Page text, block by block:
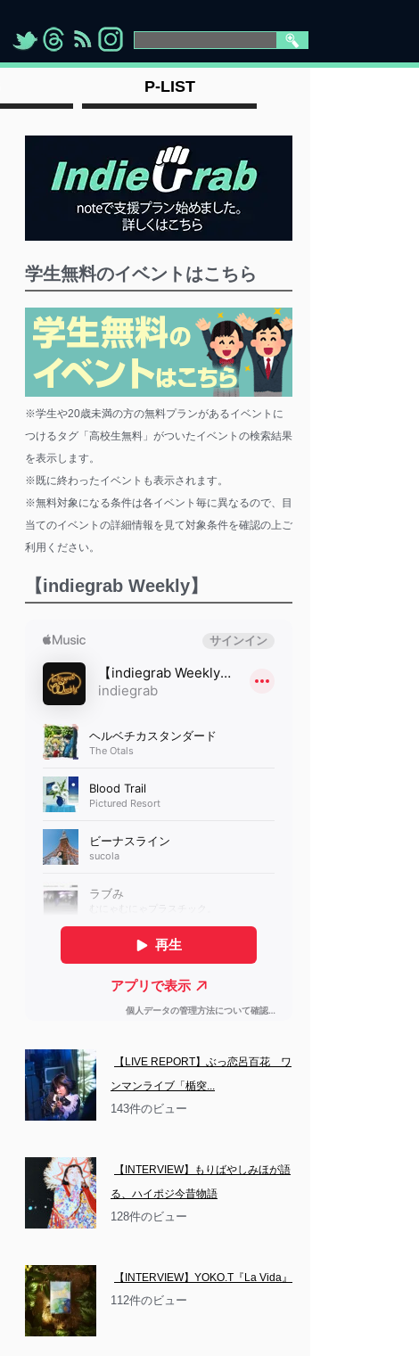
"> "> "> " >
P-LIST
学生無料のイベントはこちら
※学生や20歳未満の方の無料プランがあるイベントに
つけるタグ「高校生無料」がついたイベントの検索結果
を表示します。
※既に終わったイベントも表示されます。
※無料対象になる条件は各イベント毎に異なるので、目
当てのイベントの詳細情報を見て対象条件を確認の上ご
利用ください。
【indiegrab Weekly】
【LIVE REPORT】ぶっ恋呂百花　ワ
ンマンライブ「楯突...
143件のビュー
【INTERVIEW】もりばやしみほが語
る、ハイポジ今昔物語
128件のビュー
【INTERVIEW】YOKO.T『La Vida』
112件のビュー